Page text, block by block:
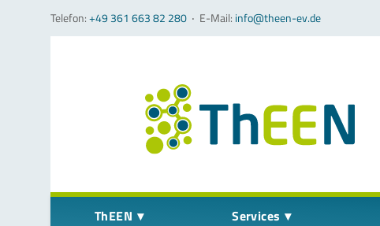
Telefon:+49 361 663 82 280 ‧ E-Mail: info@theen-ev.de
Navigation überspringen
ThEEN Services